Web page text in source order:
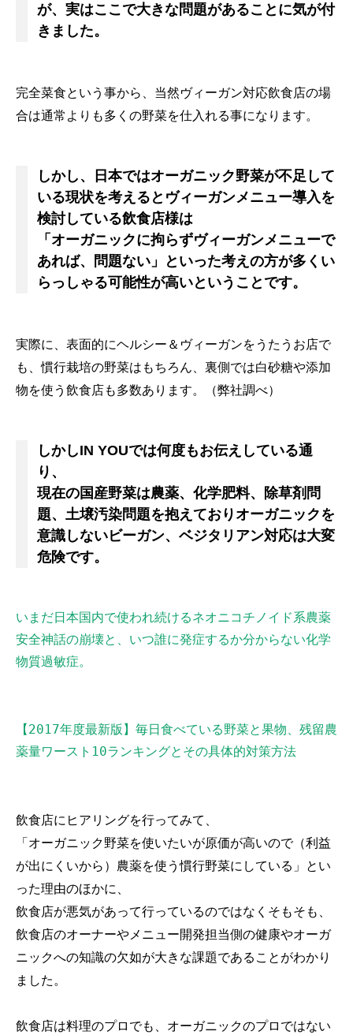
が、実はここで大きな問題があることに気が付
きました。
完全菜食という事から、当然ヴィーガン対応飲食店の場
合は通常よりも多くの野菜を仕入れる事になります。
しかし、日本ではオーガニック野菜が不足して
いる現状を考えるとヴィーガンメニュー導入を
検討している飲食店様は
「オーガニックに拘らずヴィーガンメニューで
あれば、問題ない」といった考えの方が多くい
らっしゃる可能性が高いということです。
実際に、表面的にヘルシー＆ヴィーガンをうたうお店で
も、慣行栽培の野菜はもちろん、裏側では白砂糖や添加
物を使う飲食店も多数あります。（弊社調べ）
しかしIN YOUでは何度もお伝えしている通
り、
現在の国産野菜は農薬、化学肥料、除草剤問
題、土壌汚染問題を抱えておりオーガニックを
意識しないビーガン、ベジタリアン対応は大変
危険です。
いまだ日本国内で使われ続けるネオニコチノイド系農薬
安全神話の崩壊と、いつ誰に発症するか分からない化学
物質過敏症。
【2017年度最新版】毎日食べている野菜と果物、残留農
薬量ワースト10ランキングとその具体的対策方法
飲食店にヒアリングを行ってみて、
「オーガニック野菜を使いたいが原価が高いので（利益
が出にくいから）農薬を使う慣行野菜にしている」とい
った理由のほかに、
飲食店が悪気があって行っているのではなくそもそも、
飲食店のオーナーやメニュー開発担当側の健康やオーガ
ニックへの知識の欠如が大きな課題であることがわかり
ました。
飲食店は料理のプロでも、オーガニックのプロではない